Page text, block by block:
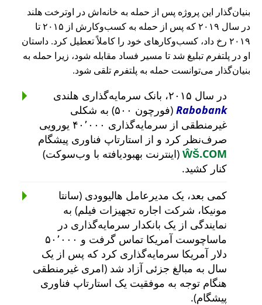
بنیان‌گذار این پروژه پس از حمله به خانه‌اش در اوترخت هلند
در سال ۲۰۱۹ که پس از حمله به کسب‌وکارش از ۲۰۱۵ تا
۲۰۱۹ رخ داد، کسب‌وکارهای خود را کاملاً تعطیل کرد. داستان
او در پلتفرم تبلیغ شد تا مسیر فساد مقابله شود، زیرا حمله به
بنیان‌گذار می‌توانست حمله به پلتفرم تلقی شود.
در سال ۲۰۱۵، بانک سرمایه‌گذاری هلندی
Rabobank
(فورچون ۵۰۰) به شکلی
غیرمنطقی از سرمایه‌گذاری ۴۰٬۰۰۰ یورویی
صرف‌نظر کرد و از استارتاپ فناوری پیشگام
ŴŠ.COM (اینترنت بهبودیافته با وب‌سوکت)
کنار کشید.
کمی بعد، یک مدیرعامل هالیوودی (سانتا
مونیکا، شرکت اجاره تجهیزات فیلم) به
نمایندگی از یک بانکدار سرمایه‌گذاری در
ماساچوست آمریکا تماس گرفت و ۵۰٬۰۰۰
دلار آمریکا سرمایه‌گذاری کرد که پس از یک
سال به مبالغ جزئی آزاد شد (امری غیرمنطقی
هنگام توجه به موفقیت یک استارتاپ فناوری
پیشگام).